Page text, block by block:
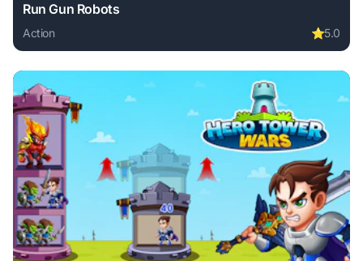
Run Gun Robots
Action ⭐5.0
Play Run Gun Robots online free. action game, no